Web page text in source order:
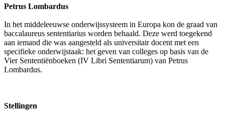
Petrus Lombardus
In het middeleeuwse onderwijssysteem in Europa kon de graad van
baccalaureus sententiarius worden behaald. Deze werd toegekend
aan iemand die was aangesteld als universitair docent met een
specifieke onderwijstaak: het geven van colleges op basis van de
Vier Sententiënboeken (IV Libri Sententiarum) van Petrus
Lombardus.
Stellingen